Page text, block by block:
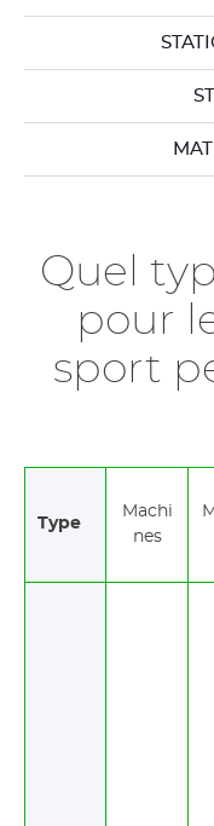
Quel
pour
sport
Type
Machi
nes